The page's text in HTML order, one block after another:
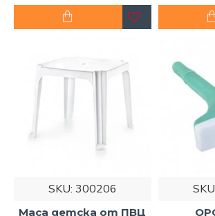
SKU: 300206
Маса детска от ПВЦ